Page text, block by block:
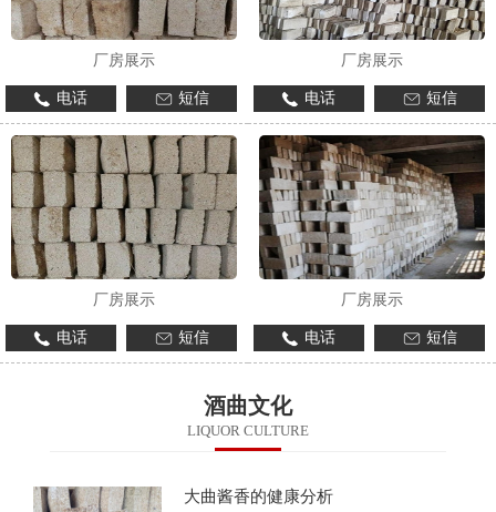
厂房展示
电话 短信
厂房展示
电话 短信
厂房展示
电话 短信
厂房展示
电话 短信
酒曲文化
LIQUOR CULTURE
大曲酱香的健康分析